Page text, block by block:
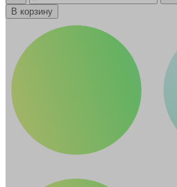
В корзину